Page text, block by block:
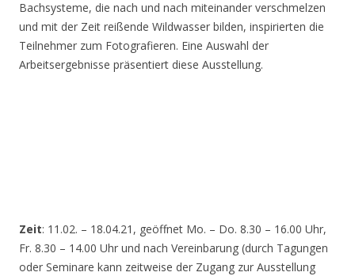
Bachsysteme, die nach und nach miteinander verschmelzen
und mit der Zeit reißende Wildwasser bilden, inspirierten die
Teilnehmer zum Fotografieren. Eine Auswahl der
Arbeitsergebnisse präsentiert diese Ausstellung.
Zeit: 11.02. – 18.04.21, geöffnet Mo. – Do. 8.30 – 16.00 Uhr,
Fr. 8.30 – 14.00 Uhr und nach Vereinbarung (durch Tagungen
oder Seminare kann zeitweise der Zugang zur Ausstellung